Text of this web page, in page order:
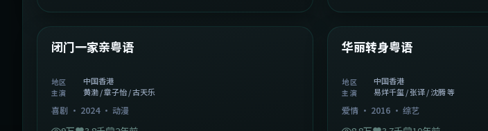
精选
中国香港 1:06:37
闭门一家亲粤语
地区 中国香港
主演 黄渤 / 章子怡 / 古天乐
喜剧 · 2024· 动漫
精选
中国香港
华丽转身粤语
地区 中国香港
主演 易烊千玺 / 张译 / 沈腾 等
爱情 · 2016 ·综艺